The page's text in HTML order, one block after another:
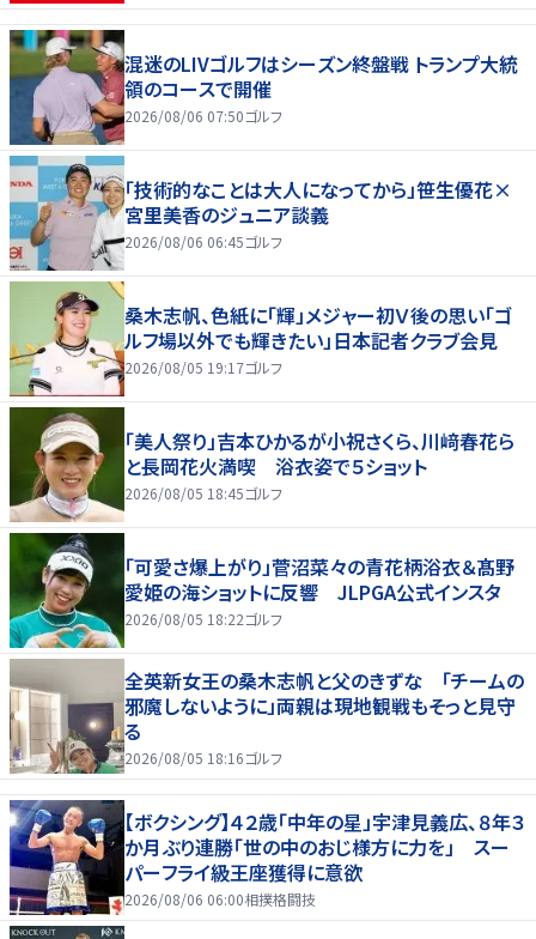
混迷のLIVゴルフはシーズン終盤戦 トランプ大統
領のコースで開催
2026/08/06 07:50ゴルフ
「技術的なことは大人になってから」笹生優花×
宮里美香のジュニア談義
2026/08/06 06:45ゴルフ
桑木志帆、色紙に「輝」メジャー初Ｖ後の思い「ゴ
ルフ場以外でも輝きたい」日本記者クラブ会見
2026/08/05 19:17ゴルフ
「美人祭り」吉本ひかるが小祝さくら、川﨑春花ら
と長岡花火満喫 浴衣姿で５ショット
2026/08/05 18:45ゴルフ
「可愛さ爆上がり」菅沼菜々の青花柄浴衣＆髙野
愛姫の海ショットに反響 JLPGA公式インスタ
2026/08/05 18:22ゴルフ
全英新女王の桑木志帆と父のきずな 「チームの
邪魔しないように」両親は現地観戦もそっと見守
る
2026/08/05 18:16ゴルフ
【ボクシング】４２歳「中年の星」宇津見義広、８年３
か月ぶり連勝「世の中のおじ様方に力を」 スー
パーフライ級王座獲得に意欲
2026/08/06 06:00相撲格闘技